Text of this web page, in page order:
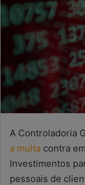
A Controladoria
a multa contra
Investimentos
pessoais de